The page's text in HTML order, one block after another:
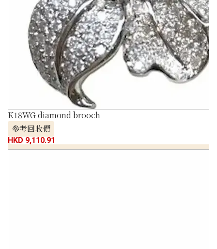
K18WG diamond brooch
參考回收價
HKD 9,110.91